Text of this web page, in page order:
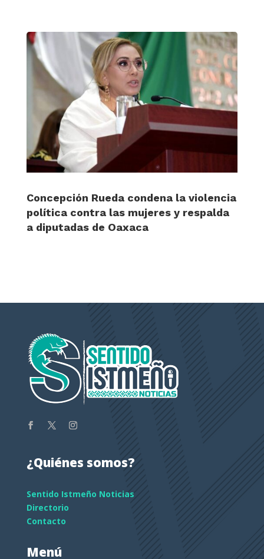
Concepción Rueda condena la violencia
política contra las mujeres y respalda
a diputadas de Oaxaca
¿Quiénes somos?
Sentido Istmeño Noticias
Directorio
Contacto
Menú